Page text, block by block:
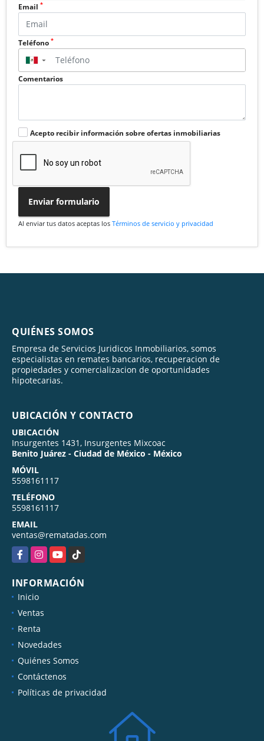
Email *
Teléfono *
▼
Comentarios
Acepto recibir información sobre ofertas inmobiliarias
Enviar formulario
Al enviar tus datos aceptas los Términos de servicio y privacidad
QUIÉNES SOMOS
Empresa de Servicios Juridicos Inmobiliarios, somos
especialistas en remates bancarios, recuperacion de
propiedades y comercializacion de oportunidades
hipotecarias.
UBICACIÓN Y CONTACTO
UBICACIÓN
Insurgentes 1431, Insurgentes Mixcoac
Benito Juárez - Ciudad de México - México
MÓVIL
5598161117
TELÉFONO
5598161117
EMAIL
ventas@rematadas.com
FacebookInstagramYouTubeTikTok
INFORMACIÓN
Inicio
Ventas
Renta
Novedades
Quiénes Somos
Contáctenos
Políticas de privacidad